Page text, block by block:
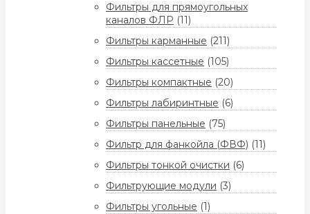
Фильтры для прямоугольных
каналов ФЛР (11)
Фильтры карманные (211)
Фильтры кассетные (105)
Фильтры компактные (20)
Фильтры лабиринтные (6)
Фильтры панельные (75)
Фильтр для фанкойла (ФВФ) (11)
Фильтры тонкой очистки (6)
Фильтрующие модули (3)
Фильтры угольные (1)